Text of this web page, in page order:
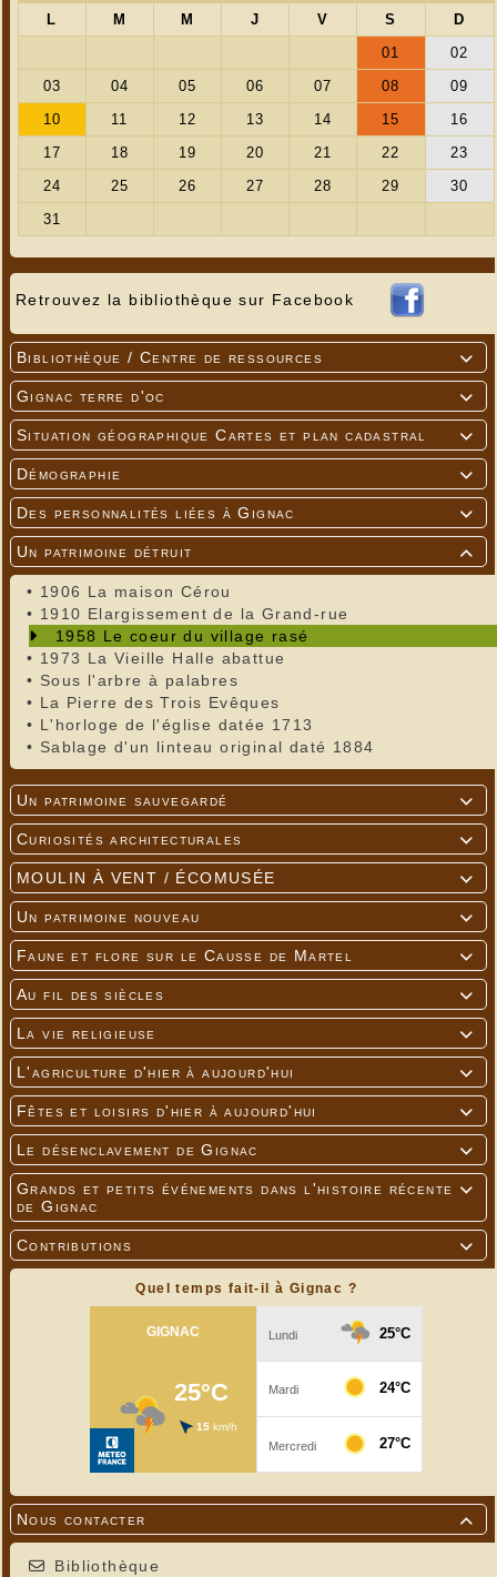
Retrouvez la bibliothèque sur Facebook

Bibliothèque / Centre de ressources

Gignac terre d'oc

Situation géographique Cartes et plan cadastral

Démographie

Des personnalités liées à Gignac

Un patrimoine détruit
• 1906 La maison Cérou
• 1910 Elargissement de la Grand-rue
1958 Le coeur du village rasé
• 1973 La Vieille Halle abattue
• Sous l'arbre à palabres
• La Pierre des Trois Evêques
• L'horloge de l'église datée 1713
• Sablage d'un linteau original daté 1884

Un patrimoine sauvegardé

Curiosités architecturales

MOULIN À VENT / ÉCOMUSÉE

Un patrimoine nouveau

Faune et flore sur le Causse de Martel

Au fil des siècles

La vie religieuse

L'agriculture d'hier à aujourd'hui

Fêtes et loisirs d'hier à aujourd'hui

Le désenclavement de Gignac

Grands et petits événements dans l'histoire récente
de Gignac

Contributions
Quel temps fait-il à Gignac ?

Nous contacter
Bibliothèque